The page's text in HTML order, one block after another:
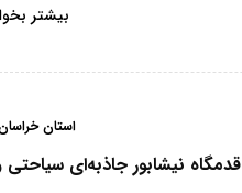
بیشتر
استان
قدمگاه نیشابور جاذبه‌ای سیاحتی